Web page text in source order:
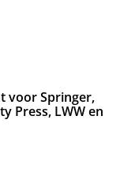
voor Springer,
Press, LWW en